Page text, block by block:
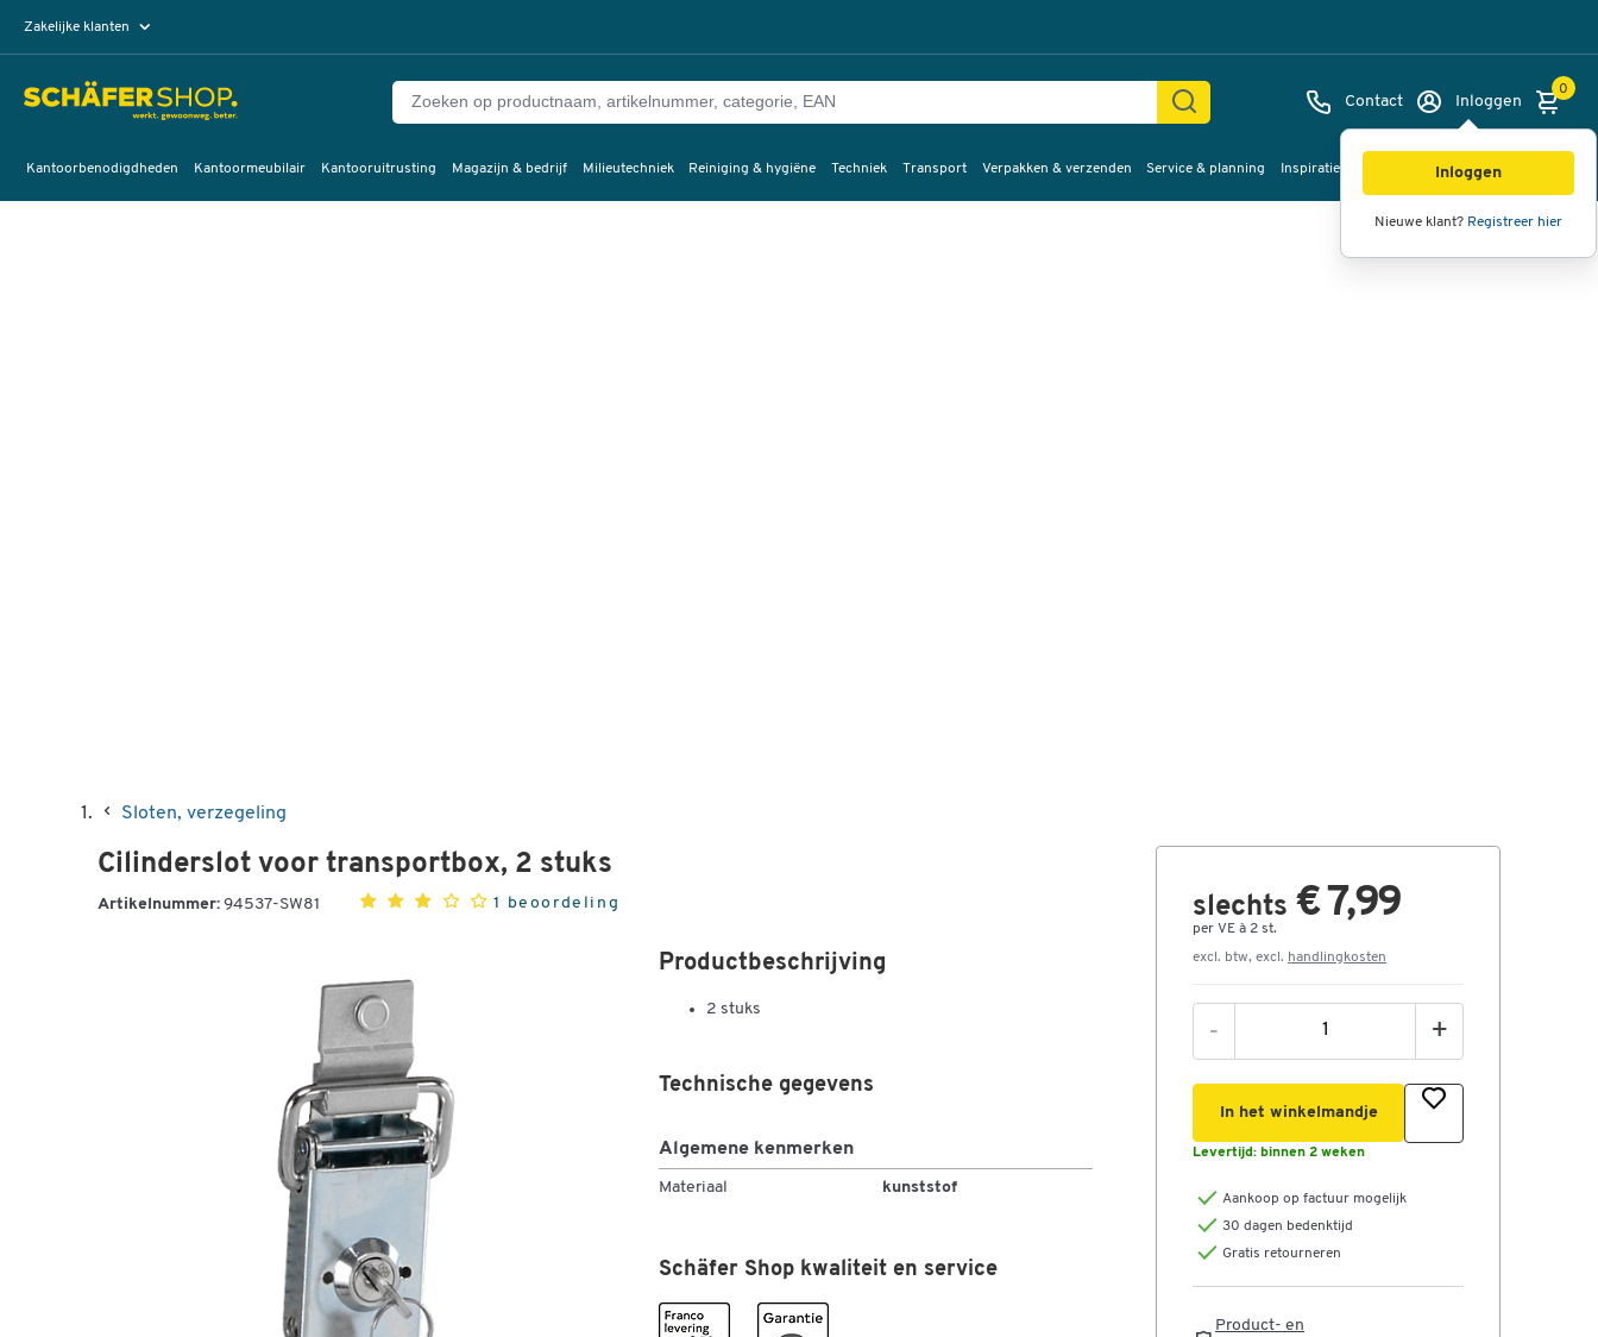
Zakelijke klanten
Contact Inloggen
Inloggen
Nieuwe klant? Registreer hier
0
Kantoorbenodigdheden Kantoormeubilair Kantooruitrusting Magazijn & bedrijf Milieutechniek Reiniging & hygiëne Techniek Transport Verpakken & verzenden Service & planning Inspiratie
Sloten, verzegeling
Cilinderslot voor transportbox, 2 stuks
Artikelnummer: 94537-SW81 1 beoordeling
Productbeschrijving
2 stuks
Technische gegevens
Algemene kenmerken
Materiaal kunststof
Schäfer Shop kwaliteit en service
slechts € 7,99
per VE à 2 st.
excl. btw, excl. handlingkosten
- +
In het winkelmandje
Levertijd: binnen 2 weken
Aankoop op factuur mogelijk
30 dagen bedenktijd
Gratis retourneren
Product- en
Afbeeldingen Video's
360°
weergave